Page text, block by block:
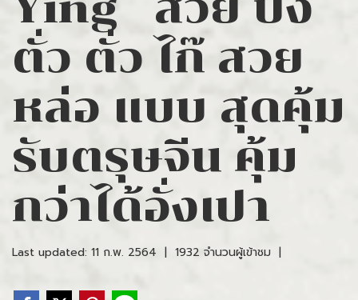
ตั่ว ตั่ว ไก๊ สวย
หล่อ แบบ สุดคุ้ม
รับตรุษจีน คุ้ม
กว่าได้อั่งเปา
Last updated: 11 ก.พ. 2564 | 1932 จำนวนผู้เข้าชม |